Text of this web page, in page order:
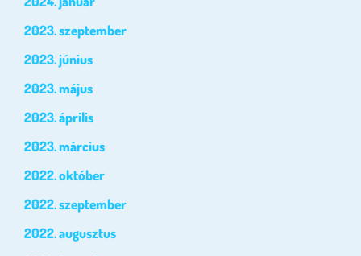
2023. szeptember
2023. június
2023. május
2023. április
2023. március
2022. október
2022. szeptember
2022. augusztus